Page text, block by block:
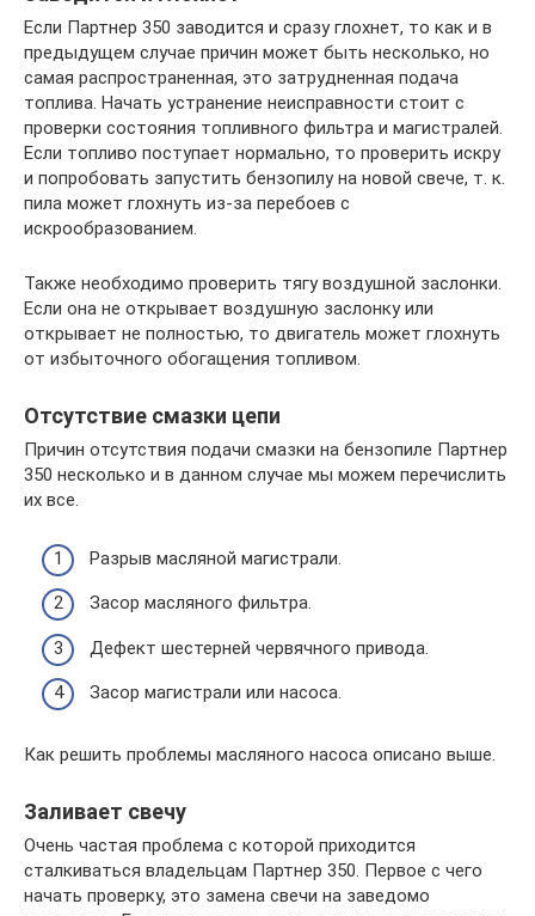
Если Партнер 350 заводится и сразу глохнет, то как и в
предыдущем случае причин может быть несколько, но
самая распространенная, это затрудненная подача
топлива. Начать устранение неисправности стоит с
проверки состояния топливного фильтра и магистралей.
Если топливо поступает нормально, то проверить искру
и попробовать запустить бензопилу на новой свече, т. к.
пила может глохнуть из-за перебоев с
искрообразованием.
Также необходимо проверить тягу воздушной заслонки.
Если она не открывает воздушную заслонку или
открывает не полностью, то двигатель может глохнуть
от избыточного обогащения топливом.
Отсутствие смазки цепи
Причин отсутствия подачи смазки на бензопиле Партнер
350 несколько и в данном случае мы можем перечислить
их все.
Разрыв масляной магистрали.
Засор масляного фильтра.
Дефект шестерней червячного привода.
Засор магистрали или насоса.
Как решить проблемы масляного насоса описано выше.
Заливает свечу
Очень частая проблема с которой приходится
сталкиваться владельцам Партнер 350. Первое с чего
начать проверку, это замена свечи на заведомо